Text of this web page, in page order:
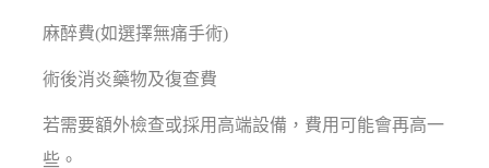
麻醉費(如選擇無痛手術)
術後消炎藥物及復查費
若需要額外檢查或採用高端設備，費用可能會再高一
些。